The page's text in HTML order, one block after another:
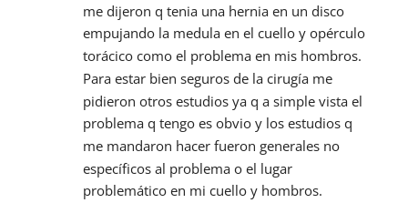
me dijeron q tenia una hernia en un disco
empujando la medula en el cuello y opérculo
torácico como el problema en mis hombros.
Para estar bien seguros de la cirugía me
pidieron otros estudios ya q a simple vista el
problema q tengo es obvio y los estudios q
me mandaron hacer fueron generales no
específicos al problema o el lugar
problemático en mi cuello y hombros.